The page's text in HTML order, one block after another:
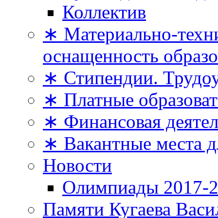
Коллектив
∗ Материально-
оснащенность
∗ Стипендии.
∗ Платные
∗ Финансовая
∗ Вакантные места
Новости
Олимпиады 2017-
Памяти Кугаева